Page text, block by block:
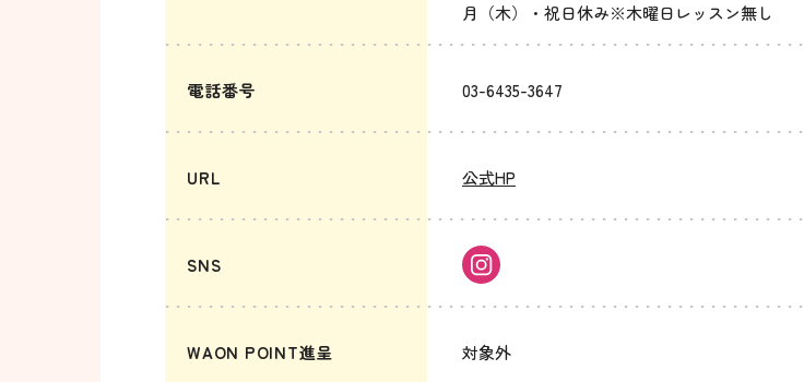
月（木）・祝日休み※木曜日レッスン無し
電話番号 03-6435-3647
URL 公式HP
SNS
WAON POINT進呈 対象外